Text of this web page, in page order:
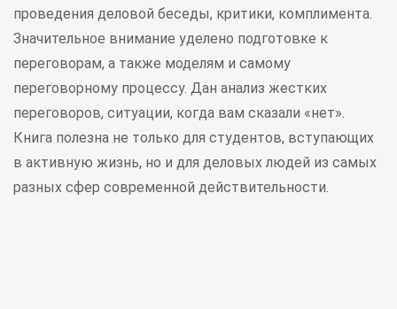
проведения деловой беседы, критики, комплимента.
Значительное внимание уделено подготовке к
переговорам, а также моделям и самому
переговорному процессу. Дан анализ жестких
переговоров, ситуации, когда вам сказали «нет».
Книга полезна не только для студентов, вступающих
в активную жизнь, но и для деловых людей из самых
разных сфер современной действительности.